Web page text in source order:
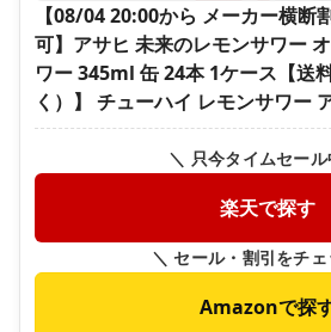
【08/04 20:00から メーカー横断
可】アサヒ 未来のレモンサワー
ワー 345ml 缶 24本 1ケース【送
く）】 チューハイ レモンサワー
＼ 只今タイムセー
楽天で探す
＼ セール・割引をチ
Amazonで探